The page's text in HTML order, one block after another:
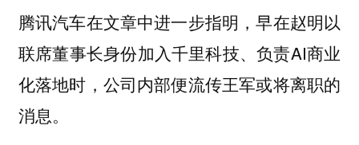
腾讯汽车在文章中进一步指明，早在赵明以
联席董事长身份加入千里科技、负责AI商业
化落地时，公司内部便流传王军或将离职的
消息。